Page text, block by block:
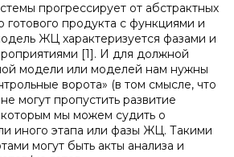
прогрессирует от абстрактных
продукта с функциями и
ЖЦ характеризуется фазами и
[1]. И для должной
модели или моделей нам нужны
ворота» (в том смысле, что
могут пропустить развитие
мы можем судить о
иного этапа или фазы ЖЦ. Такими
могут быть акты анализа и